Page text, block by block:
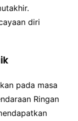
diri
pada masa
Ringan